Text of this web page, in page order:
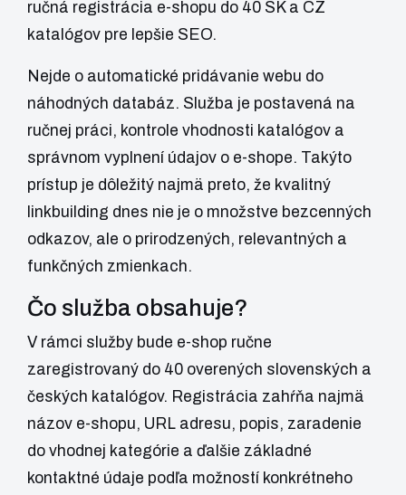
ručná registrácia e-shopu do 40 SK a CZ
katalógov pre lepšie SEO.
Nejde o automatické pridávanie webu do
náhodných databáz. Služba je postavená na
ručnej práci, kontrole vhodnosti katalógov a
správnom vyplnení údajov o e-shope. Takýto
prístup je dôležitý najmä preto, že kvalitný
linkbuilding dnes nie je o množstve bezcenných
odkazov, ale o prirodzených, relevantných a
funkčných zmienkach.
Čo služba obsahuje?
V rámci služby bude e-shop ručne
zaregistrovaný do 40 overených slovenských a
českých katalógov. Registrácia zahŕňa najmä
názov e-shopu, URL adresu, popis, zaradenie
do vhodnej kategórie a ďalšie základné
kontaktné údaje podľa možností konkrétneho